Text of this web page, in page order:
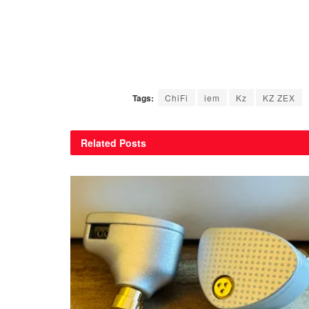
Tags: ChiFi iem Kz KZ ZEX
Related Posts